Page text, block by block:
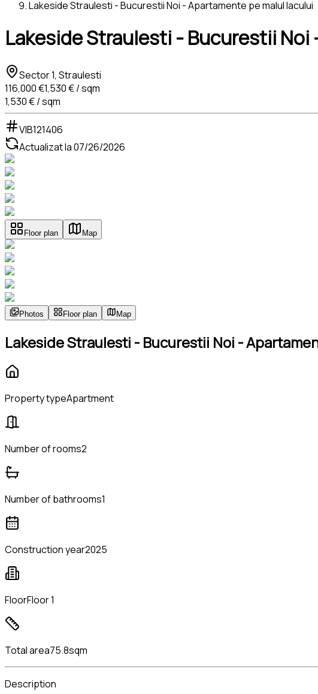
Lakeside Straulesti - Bucurestii Noi - Apartamente pe malul lacului
Lakeside Straulesti - Bucurestii
Sector 1, Straulesti
116,000 €1,530 € / sqm
1,530 € / sqm
VIB121406
Actualizat la07/26/2026
Floor plan Map
Photos Floor plan Map
Lakeside Straulesti - Bucurestii Noi -
Property typeApartment
Number of rooms2
Number of bathrooms1
Construction year2025
FloorFloor 1
Total area75.8sqm
Description